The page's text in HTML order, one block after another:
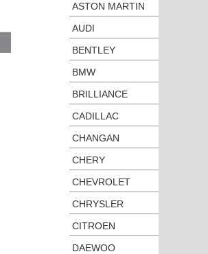
ASTON MARTIN
AUDI
BENTLEY
BMW
BRILLIANCE
CADILLAC
CHANGAN
CHERY
CHEVROLET
CHRYSLER
CITROEN
DAEWOO